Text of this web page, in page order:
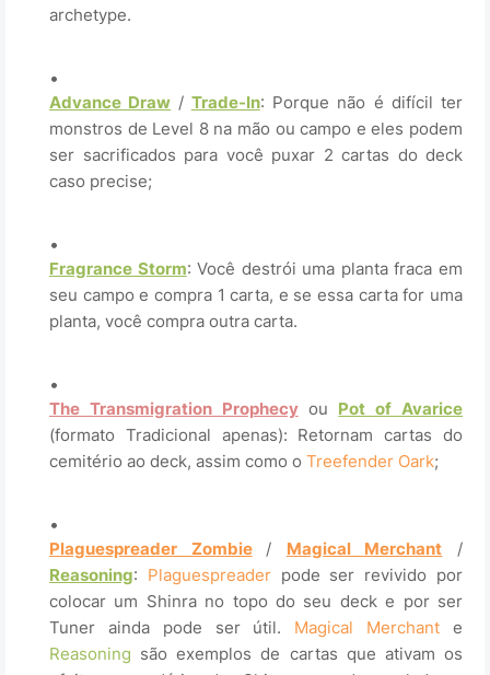
archetype.
Advance Draw / Trade-In: Porque não é difícil ter
monstros de Level 8 na mão ou campo e eles podem
ser sacrificados para você puxar 2 cartas do deck
caso precise;
Fragrance Storm: Você destrói uma planta fraca em
seu campo e compra 1 carta, e se essa carta for uma
planta, você compra outra carta.
The Transmigration Prophecy ou Pot of Avarice
(formato Tradicional apenas): Retornam cartas do
cemitério ao deck, assim como o Treefender Oark;
Plaguespreader Zombie / Magical Merchant /
Reasoning: Plaguespreaderpode ser revivido por
colocar um Shinra no topo do seu deck e por ser
Tuner ainda pode ser útil. Magical Merchant e
Reasoning são exemplos de cartas que ativam os